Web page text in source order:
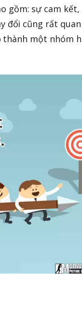
gồm: sự cam kết,
đổi cũng rất quan
một nhóm